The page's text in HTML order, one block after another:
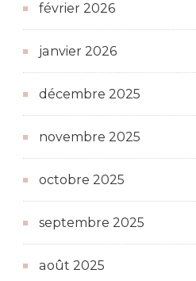
février 2026
janvier 2026
décembre 2025
novembre 2025
octobre 2025
septembre 2025
août 2025